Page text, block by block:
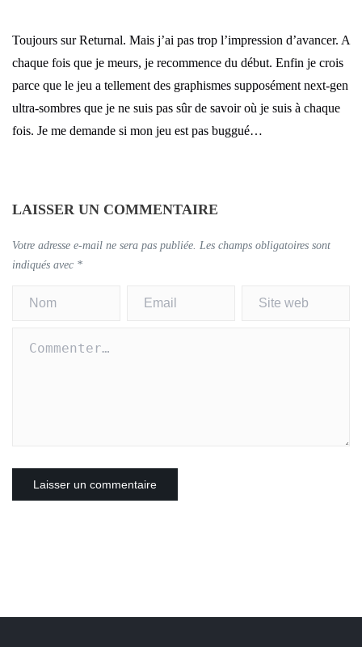
Toujours sur Returnal. Mais j’ai pas trop l’impression d’avancer. A
chaque fois que je meurs, je recommence du début. Enfin je crois
parce que le jeu a tellement des graphismes supposément next-gen
ultra-sombres que je ne suis pas sûr de savoir où je suis à chaque
fois. Je me demande si mon jeu est pas buggué…
LAISSER UN COMMENTAIRE
Votre adresse e-mail ne sera pas publiée. Les champs obligatoires sont
indiqués avec *